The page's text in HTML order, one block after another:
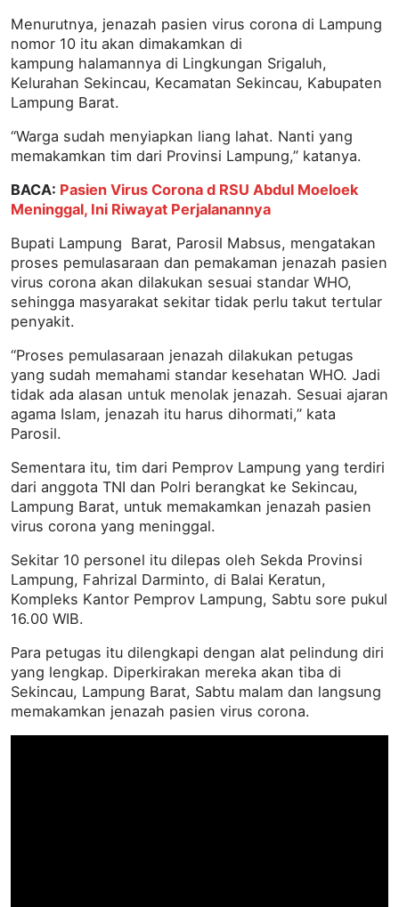
Menurutnya, jenazah pasien virus corona di Lampung
nomor 10 itu akan dimakamkan di
kampung halamannya di Lingkungan Srigaluh,
Kelurahan Sekincau, Kecamatan Sekincau, Kabupaten
Lampung Barat.
“Warga sudah menyiapkan liang lahat. Nanti yang
memakamkan tim dari Provinsi Lampung,” katanya.
BACA: Pasien Virus Corona d RSU Abdul Moeloek
Meninggal, Ini Riwayat Perjalanannya
Bupati Lampung Barat, Parosil Mabsus, mengatakan
proses pemulasaraan dan pemakaman jenazah pasien
virus corona akan dilakukan sesuai standar WHO,
sehingga masyarakat sekitar tidak perlu takut tertular
penyakit.
“Proses pemulasaraan jenazah dilakukan petugas
yang sudah memahami standar kesehatan WHO. Jadi
tidak ada alasan untuk menolak jenazah. Sesuai ajaran
agama Islam, jenazah itu harus dihormati,” kata
Parosil.
Sementara itu, tim dari Pemprov Lampung yang terdiri
dari anggota TNI dan Polri berangkat ke Sekincau,
Lampung Barat, untuk memakamkan jenazah pasien
virus corona yang meninggal.
Sekitar 10 personel itu dilepas oleh Sekda Provinsi
Lampung, Fahrizal Darminto, di Balai Keratun,
Kompleks Kantor Pemprov Lampung, Sabtu sore pukul
16.00 WIB.
Para petugas itu dilengkapi dengan alat pelindung diri
yang lengkap. Diperkirakan mereka akan tiba di
Sekincau, Lampung Barat, Sabtu malam dan langsung
memakamkan jenazah pasien virus corona.